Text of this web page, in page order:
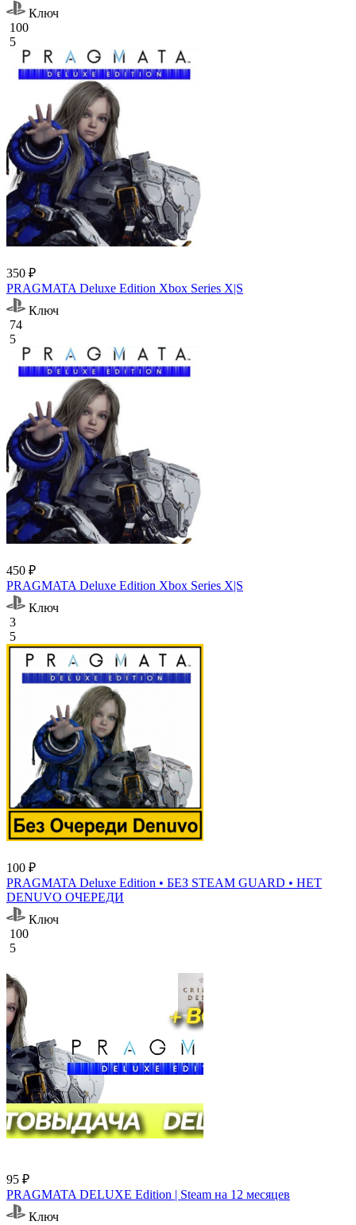
Ключ
100
5
350 ₽
PRAGMATA Deluxe Edition Xbox Series X|S
Ключ
74
5
450 ₽
PRAGMATA Deluxe Edition Xbox Series X|S
Ключ
3
5
100 ₽
PRAGMATA Deluxe Edition • БЕЗ STEAM GUARD • НЕТ
DENUVO ОЧЕРЕДИ
Ключ
100
5
95 ₽
PRAGMATA DELUXE Edition | Steam на 12 месяцев
Ключ